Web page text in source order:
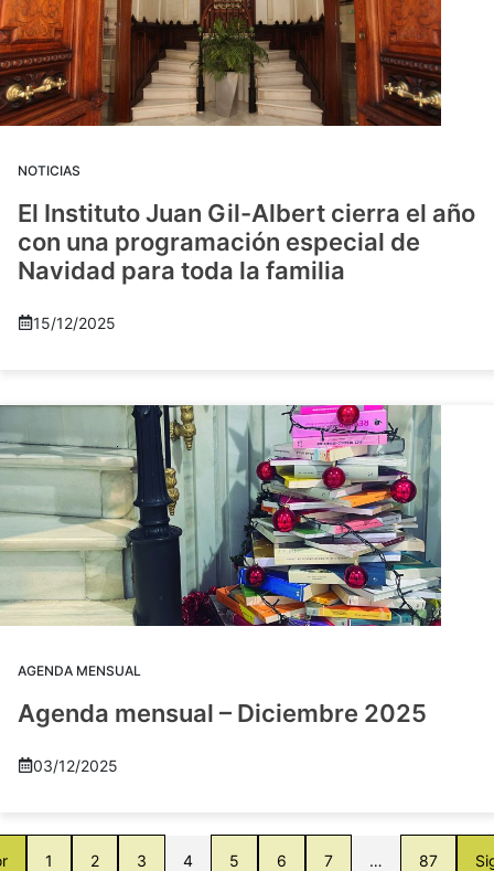
NOTICIAS
El Instituto Juan Gil-Albert cierra el año
con una programación especial de
Navidad para toda la familia
15/12/2025
AGENDA MENSUAL
Agenda mensual – Diciembre 2025
03/12/2025
1 2 3 4 5 6 7 … 87